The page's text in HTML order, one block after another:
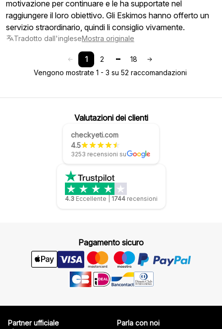
motivazione per continuare e le ha supportate nel
raggiungere il loro obiettivo. Gli Eskimos hanno offerto un
servizio straordinario, quindi li consiglio vivamente.
Tradotto dall'ingleseMostra originale
1 2
18
Vengono mostrate 1 - 3 su 52 raccomandazioni
Valutazioni dei clienti
checkyeti.com
4.5
3253 recensioni su
4.3 Eccellente 1744 recensioni
Pagamento sicuro
Partner ufficiale Parla con noi